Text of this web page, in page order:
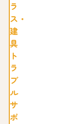
ラ
ス・
建
具
ト
ラ
ブ
ル
サ
ポ